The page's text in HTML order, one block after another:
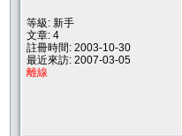
等級: 新手
文章: 4
註冊時間: 2003-10-30
最近來訪: 2007-03-05
離線